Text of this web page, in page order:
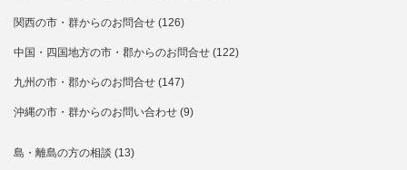
関西の市・群からのお問合せ (126)
中国・四国地方の市・郡からのお問合せ (122)
九州の市・郡からのお問合せ (147)
沖縄の市・群からのお問い合わせ (9)
島・離島の方の相談 (13)